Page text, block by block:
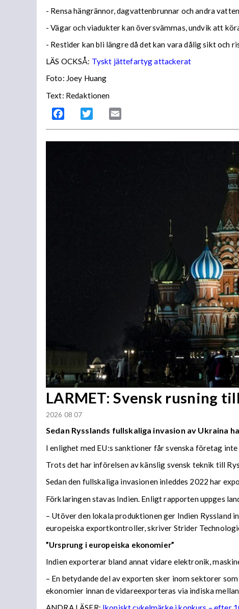
- Rensa hängrännor, dagvattenbrunnar och andra
- Vägar och viadukter kan översvämmas, undvik att
- Restider kan bli längre då det kan vara dålig sikt och
LÄS OCKSÅ: Tyskt jättefartyg attackerat
Foto: Joey Huang
Text: Redaktionen
Facebook Twitter
LARMET: Svensk rusning
2026 08 07
Sedan Rysslands fullskaliga invasion av Ukraina
I enlighet med EU:s sanktioner får svenska företag
Trots det har införelsen av känslig svensk teknik till
Sedan den fullskaliga invasionen inleddes 2022 har
Förklaringen stavas Indien. Enligt rapporten uppges
– Utöver den lokala produktionen ger Indien
europeiska exportkontroller, skriver Strider
”Ursprung i europeiska ekonomier”
Indien exporterar bland annat vidare elektronik,
– En betydande del av exporten sker inom sektorer
ekonomier innan de vidareexporteras via indiska